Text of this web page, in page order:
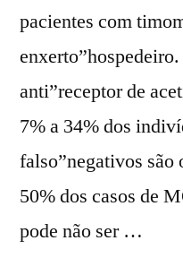
pacientes com
anti”receptor de
7% a 34% dos
falso”negativos são
50% dos casos de
pode não ser …